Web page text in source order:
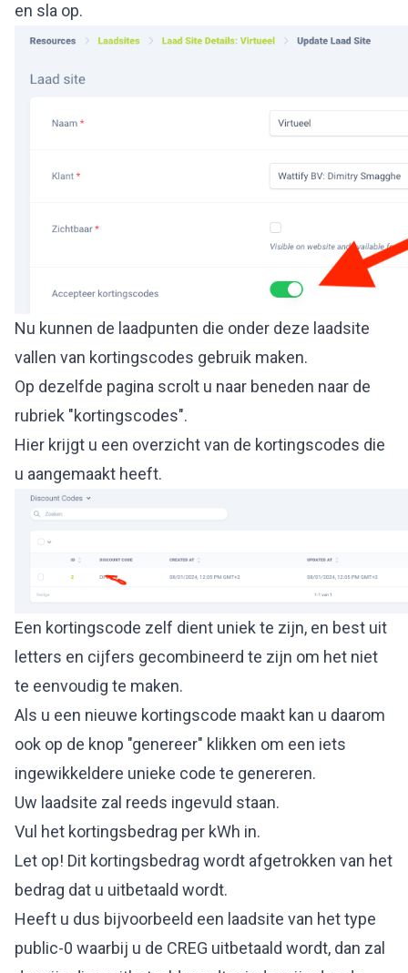
en sla op.
Nu kunnen de laadpunten die onder deze laadsite
vallen van kortingscodes gebruik maken.
Op dezelfde pagina scrolt u naar beneden naar de
rubriek "kortingscodes".
Hier krijgt u een overzicht van de kortingscodes die
u aangemaakt heeft.
Een kortingscode zelf dient uniek te zijn, en best uit
letters en cijfers gecombineerd te zijn om het niet
te eenvoudig te maken.
Als u een nieuwe kortingscode maakt kan u daarom
ook op de knop "genereer" klikken om een iets
ingewikkeldere unieke code te genereren.
Uw laadsite zal reeds ingevuld staan.
Vul het kortingsbedrag per kWh in.
Let op! Dit kortingsbedrag wordt afgetrokken van het
bedrag dat u uitbetaald wordt.
Heeft u dus bijvoorbeeld een laadsite van het type
public-0 waarbij u de CREG uitbetaald wordt, dan zal